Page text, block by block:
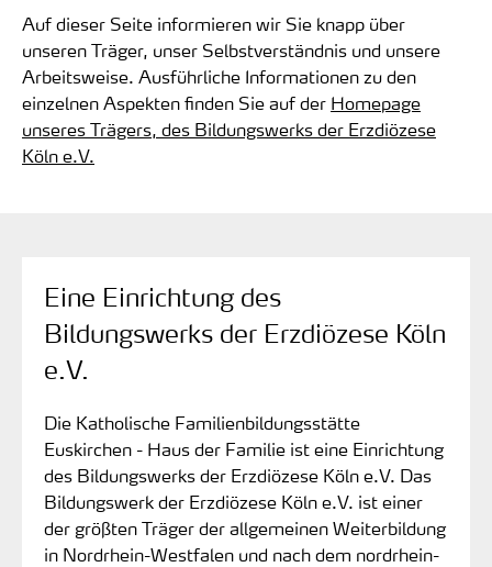
Auf dieser Seite informieren wir Sie knapp über
unseren Träger, unser Selbstverständnis und unsere
Arbeitsweise. Ausführliche Informationen zu den
einzelnen Aspekten finden Sie auf der Homepage
unseres Trägers, des Bildungswerks der Erzdiözese
Köln e.V.
Eine Einrichtung des
Bildungswerks der Erzdiözese Köln
e.V.
Die Katholische Familienbildungsstätte
Euskirchen - Haus der Familie ist eine Einrichtung
des Bildungswerks der Erzdiözese Köln e.V. Das
Bildungswerk der Erzdiözese Köln e.V. ist einer
der größten Träger der allgemeinen Weiterbildung
in Nordrhein-Westfalen und nach dem nordrhein-